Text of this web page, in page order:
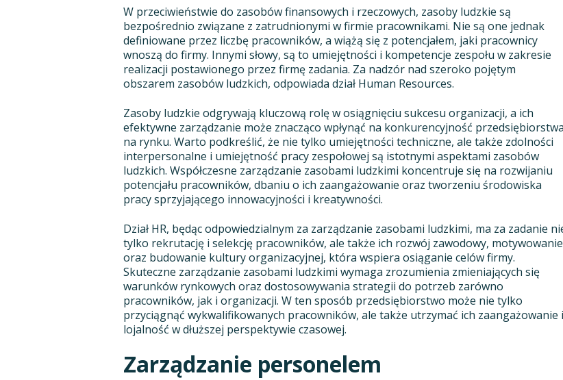
W przeciwieństwie do zasobów finansowych i rzeczowych, zasoby ludzkie są
bezpośrednio związane z zatrudnionymi w firmie pracownikami. Nie są one jednak
definiowane przez liczbę pracowników, a wiążą się z potencjałem, jaki pracownicy
wnoszą do firmy. Innymi słowy, są to umiejętności i kompetencje zespołu w zakresie
realizacji postawionego przez firmę zadania. Za nadzór nad szeroko pojętym
obszarem zasobów ludzkich, odpowiada dział Human Resources.
Zasoby ludzkie odgrywają kluczową rolę w osiągnięciu sukcesu organizacji, a ich
efektywne zarządzanie może znacząco wpłynąć na konkurencyjność przedsiębiorstwa
na rynku. Warto podkreślić, że nie tylko umiejętności techniczne, ale także zdolności
interpersonalne i umiejętność pracy zespołowej są istotnymi aspektami zasobów
ludzkich. Współczesne zarządzanie zasobami ludzkimi koncentruje się na rozwijaniu
potencjału pracowników, dbaniu o ich zaangażowanie oraz tworzeniu środowiska
pracy sprzyjającego innowacyjności i kreatywności.
Dział HR, będąc odpowiedzialnym za zarządzanie zasobami ludzkimi, ma za zadanie
tylko rekrutację i selekcję pracowników, ale także ich rozwój zawodowy, motywowanie
oraz budowanie kultury organizacyjnej, która wspiera osiąganie celów firmy.
Skuteczne zarządzanie zasobami ludzkimi wymaga zrozumienia zmieniających się
warunków rynkowych oraz dostosowywania strategii do potrzeb zarówno
pracowników, jak i organizacji. W ten sposób przedsiębiorstwo może nie tylko
przyciągnąć wykwalifikowanych pracowników, ale także utrzymać ich zaangażowanie i
lojalność w dłuższej perspektywie czasowej.
Zarządzanie personelem